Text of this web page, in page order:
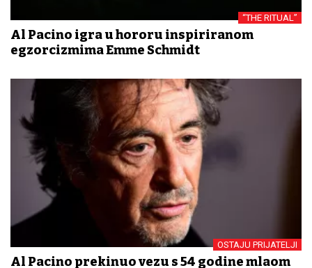
“THE RITUAL”
Al Pacino igra u hororu inspiriranom
egzorcizmima Emme Schmidt
OSTAJU PRIJATELJI
Al Pacino prekinuo vezu s 54 godine mlađom